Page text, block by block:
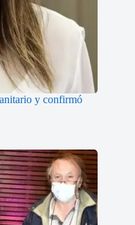
y confirmó